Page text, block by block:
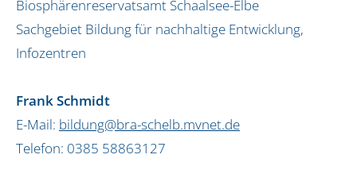
Biosphärenreservatsamt Schaalsee-Elbe
Sachgebiet Bildung für nachhaltige Entwicklung,
Infozentren
Frank Schmidt
E-Mail: bildung@bra-schelb.mvnet.de
Telefon: 0385 58863127